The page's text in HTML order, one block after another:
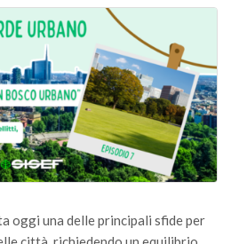
Legno e Agroselvicoltura
oggi una delle principali sfide per